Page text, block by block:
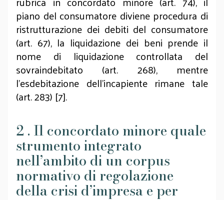
piano del consumatore diviene procedura di
ristrutturazione dei debiti del consumatore
(art. 67), la liquidazione dei beni prende il
nome di liquidazione controllata del
sovraindebitato (art. 268), mentre
l’esdebitazione dell’incapiente rimane tale
(art. 283) [7].
2 . Il concordato minore quale
strumento integrato
nell’ambito di un corpus
normativo di regolazione
della crisi d’impresa e per